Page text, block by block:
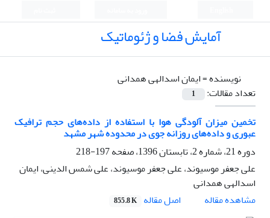
آمایش فضا و ژئوماتیک
نویسنده =ایمان اسدالهی همدانی
تعداد مقالات:
1
تخمین میزان آلودگی هوا با استفاده از داده‌های حجم ترافیک
عبوری و داده‌های روزانه جوی در محدوده شهر مشهد
دوره 21، شماره 2، تابستان 1396، صفحه
197-218
علی جعفر موسیوند، علی جعفر موسیوند، علی شمس الدینی، ایمان
اسدالهی همدانی
مشاهده مقاله
اصل مقاله 855.8 K